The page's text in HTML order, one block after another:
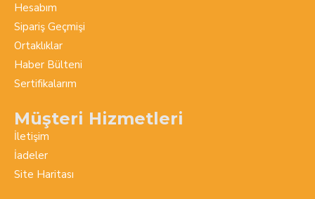
Hesabım
Sipariş Geçmişi
Ortaklıklar
Haber Bülteni
Sertifikalarım
Müşteri Hizmetleri
İletişim
İadeler
Site Haritası